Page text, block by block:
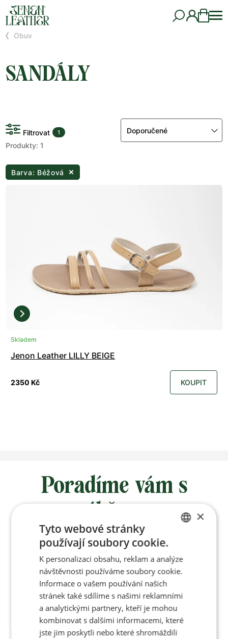
Obuv
SANDÁLY
Filtrovat 1
Produkty: 1
Doporučené
Barva: Béžová
Skladem
Jenon Leather LILLY BEIGE
2350 Kč KOUPIT
Poradíme vám s
výběrem
Po-Pá 8:00 – 17:00
Jan Pančocha
+420 770 669 100
info@jenonleather.cz
ENGLISH
×
Tyto webové stránky
používají soubory cookie.
K personalizaci obsahu, reklam a analýze
návštěvnosti používáme soubory cookie.
Informace o vašem používání našich
stránek také sdílíme s našimi reklamními
a analytickými partnery, kteří je mohou
kombinovat s dalšími informacemi, které
jste jim poskytli nebo které shromáždili